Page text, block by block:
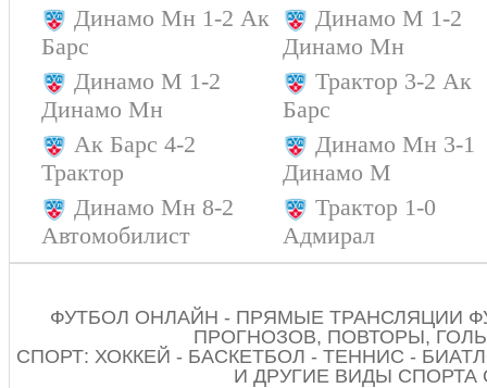
Динамо Мн 1-2 Ак
Барс
Динамо М 1-2
Динамо Мн
Динамо М 1-2
Динамо Мн
Трактор 3-2 Ак
Барс
Ак Барс 4-2
Трактор
Динамо Мн 3-1
Динамо М
Динамо Мн 8-2
Автомобилист
Трактор 1-0
Адмирал
ФУТБОЛ ОНЛАЙН - ПРЯМЫЕ ТРАНСЛЯЦИИ
ПРОГНОЗОВ, ПОВТОРЫ,
СПОРТ: ХОККЕЙ - БАСКЕТБОЛ - ТЕННИС -
И ДРУГИЕ ВИДЫ СПОРТА